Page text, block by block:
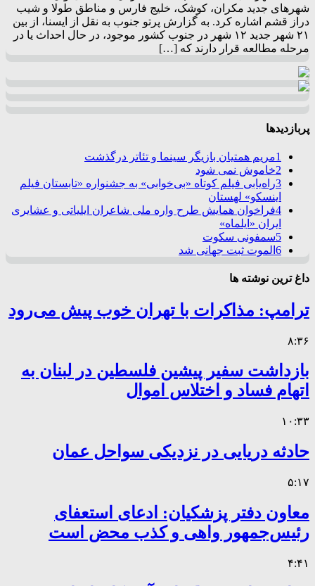
شهرهای جدید مکران، کوشک، خلیج فارس و مناطق طولا و شیب
دراز قشم اشاره کرد. به گزارش پرتو جنوب به نقل از ایسنا، از بین
۲۱ شهر جدید ۱۲ شهر در جنوب کشور موجود، در حال احداث یا در
مرحله مطالعه قرار دارند که […]
پربازدیدها
1مریم همتیان بازیگر سینما و تئاتر درگذشت
2خاموش نمی شود
3راه‌یابی فیلم کوتاه «بی‌خوابی» به جشنواره «تابستان فیلم
اینسکو» لهستان
4فراخوان همایش طرح واره ملی شاعران ایلیاتی و عشایری
ایران «ایلماه»
5سمفونی سکوت
6 الموت ثبت جهانی شد
داغ ترین نوشته ها
ترامپ: مذاکرات با تهران خوب پیش می‌رود
۸:۳۶
بازداشت سفیر پیشین فلسطین در لبنان به
اتهام فساد و اختلاس اموال
۱۰:۳۳
حادثه دریایی در نزدیکی سواحل عمان
۵:۱۷
معاون دفتر پزشکیان: ادعای استعفای
رئیس‌جمهور واهی و کذب محض است
۴:۴۱